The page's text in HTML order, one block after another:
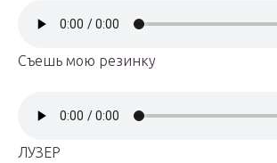
Съешь мою резинку
ЛУЗЕР